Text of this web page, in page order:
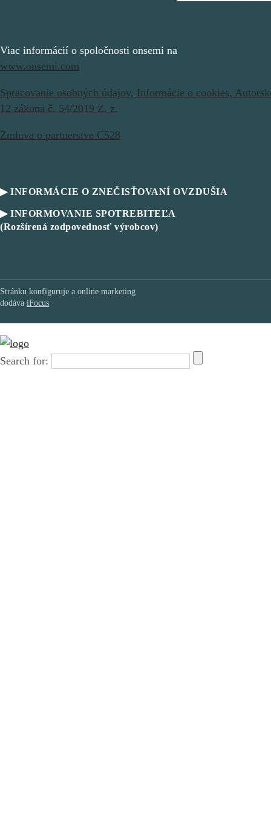
Viac informácií o spoločnosti onsemi na
www.onsemi.com
Spracovanie osobných údajov, Informácie o cookies,
12 zákona č. 54/2019 Z. z.
Zmluva o partnerstve C528
▶ INFORMÁCIE O ZNEČISŤOVANÍ OVZDUŠIA
▶ INFORMOVANIE SPOTREBITEĽA
(Rozšírená zodpovednosť výrobcov)
Stránku konfiguruje a online marketing
dodáva iFocus
Search for: